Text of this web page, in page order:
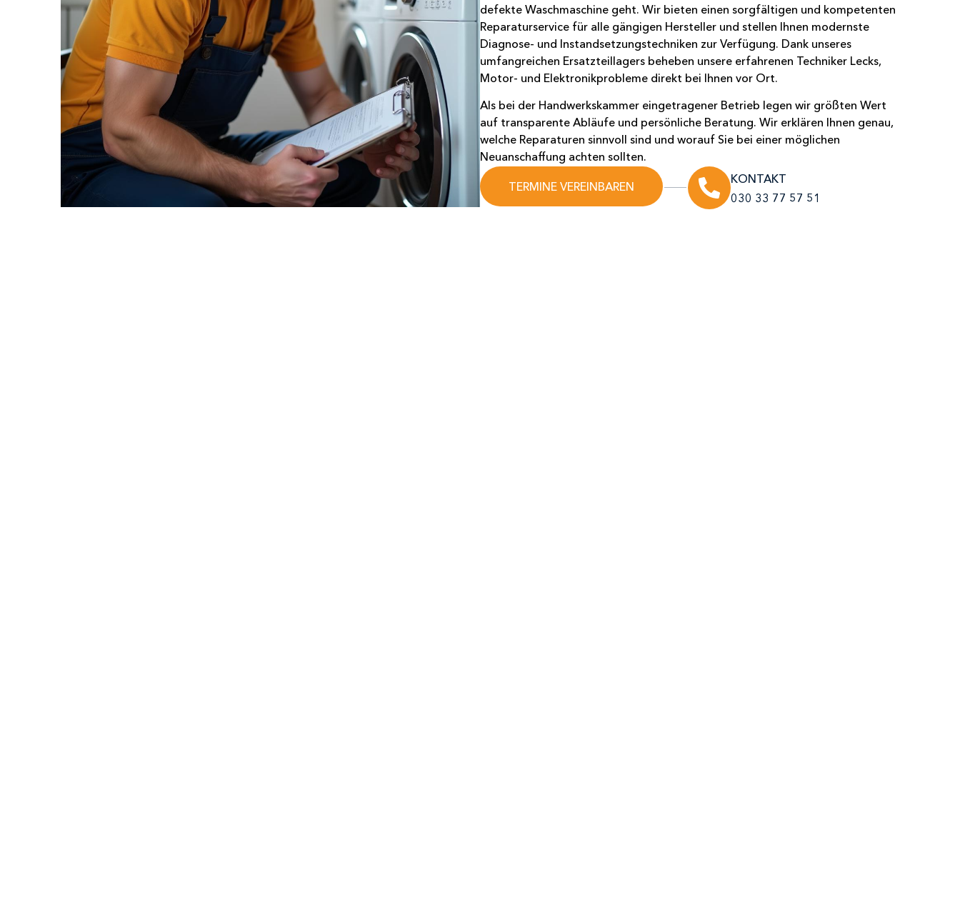
defekte Waschmaschine geht. Wir bieten einen sorgfältigen und kompetenten
Reparaturservice für alle gängigen Hersteller und stellen Ihnen modernste
Diagnose- und Instandsetzungstechniken zur Verfügung. Dank unseres
umfangreichen Ersatzteillagers beheben unsere erfahrenen Techniker Lecks,
Motor- und Elektronikprobleme direkt bei Ihnen vor Ort.
Als bei der Handwerkskammer eingetragener Betrieb legen wir größten Wert
auf transparente Abläufe und persönliche Beratung. Wir erklären Ihnen genau,
welche Reparaturen sinnvoll sind und worauf Sie bei einer möglichen
Neuanschaffung achten sollten.
TERMINE VEREINBAREN
KONTAKT
030 33 77 57 51